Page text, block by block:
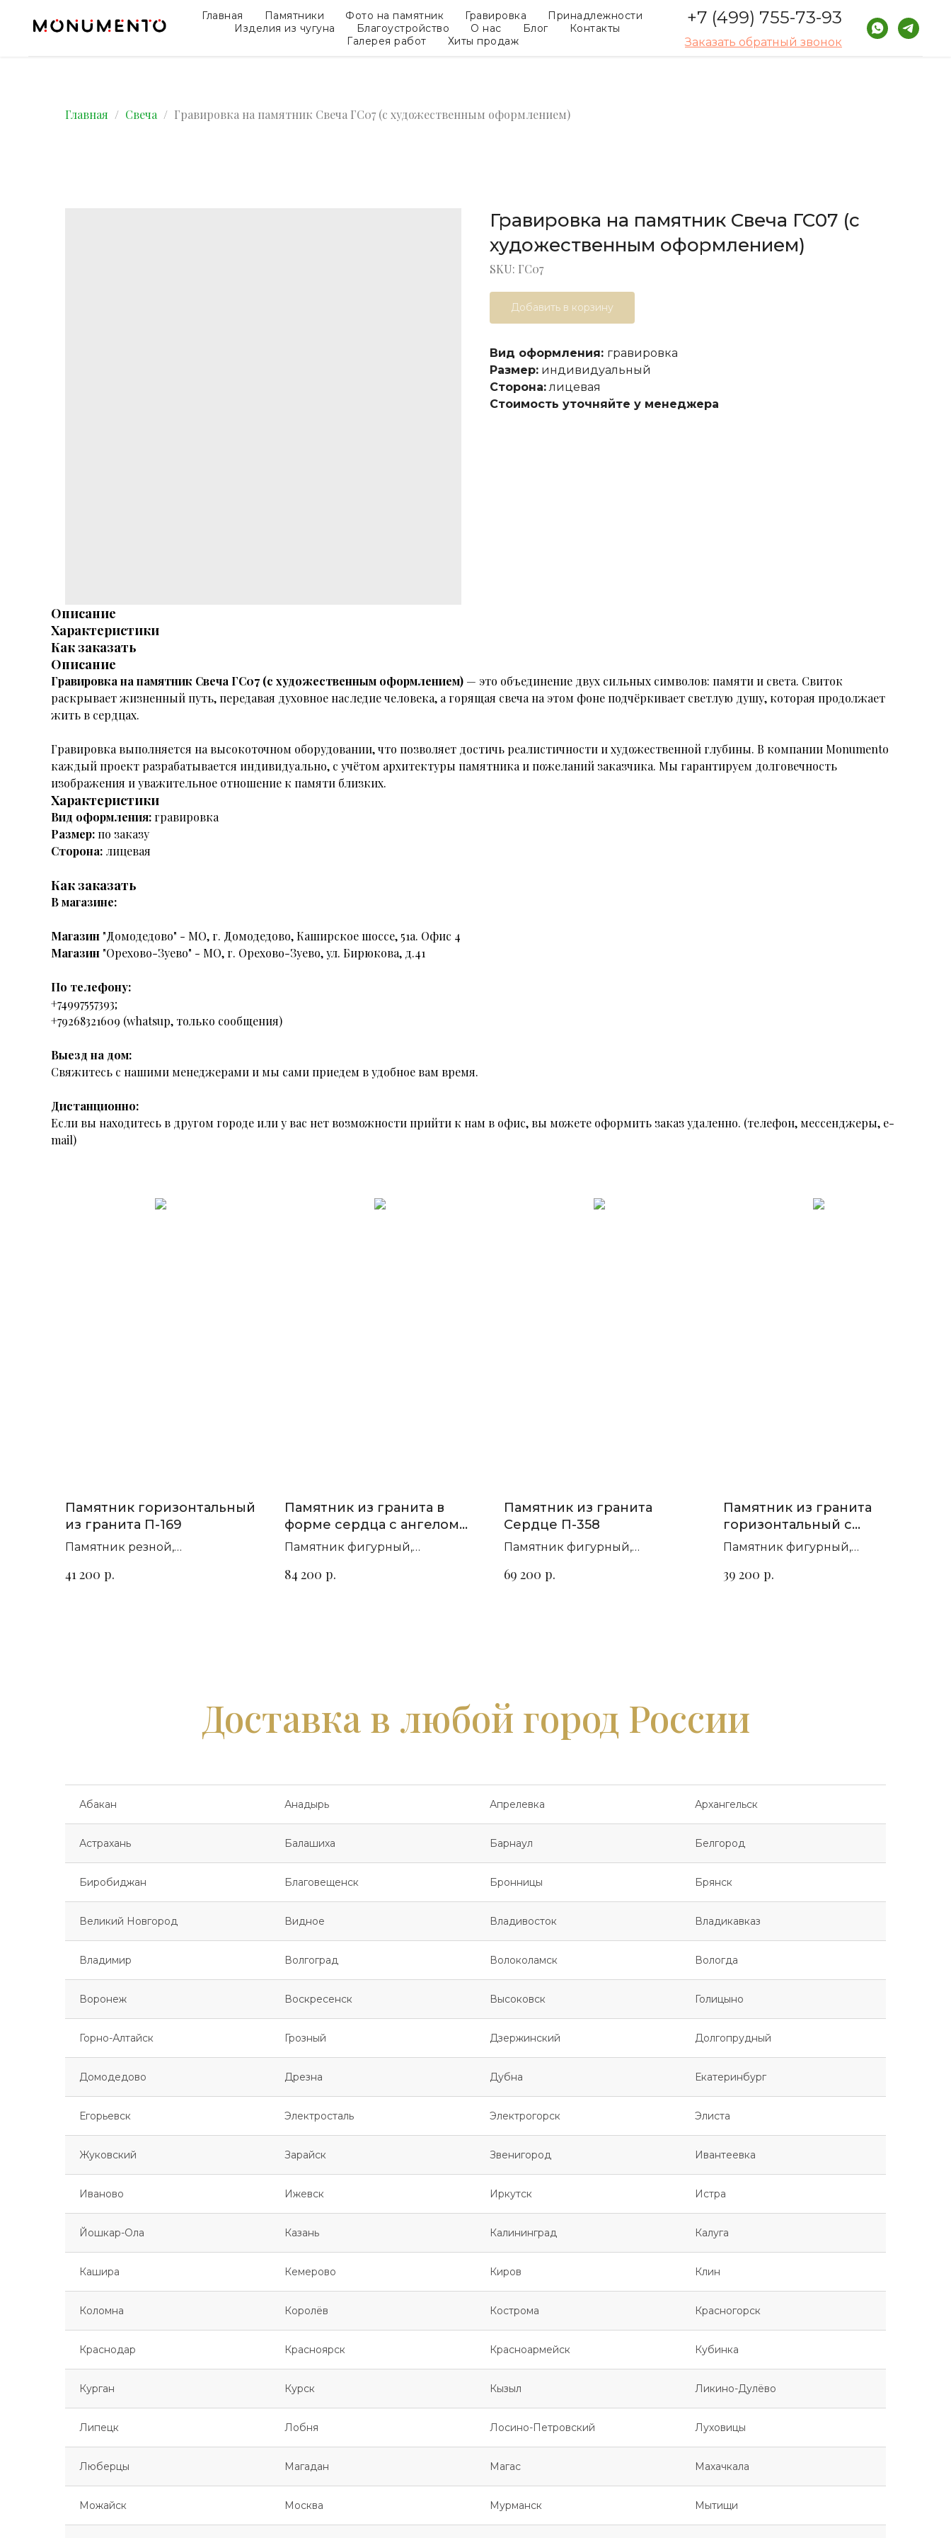
Главная Памятники Фото на памятник Гравировка
Принадлежности
Изделия из чугуна
Благоустройство О нас Блог
Контакты
Галерея работ
Хиты продаж
+7 (499) 755-73-93
Заказать обратный звонок
Главная Свеча Гравировка на памятник Свеча ГС07 (с художественным оформлением)
Гравировка на памятник Свеча ГС07 (с
художественным оформлением)
SKU: ГС07
Добавить в корзину
Вид оформления: гравировка
Размер: индивидуальный
Сторона:лицевая
Стоимость уточняйте у менеджера
Описание
Характеристики
Как заказать
Описание
Гравировка на памятник Свеча ГС07 (с художественным оформлением) — это объединение двух сильных символов: памяти и света. Свиток
раскрывает жизненный путь, передавая духовное наследие человека, а горящая свеча на этом фоне подчёркивает светлую душу, которая продолжает
жить в сердцах.
Гравировка выполняется на высокоточном оборудовании, что позволяет достичь реалистичности и художественной глубины. В компании Monumento
каждый проект разрабатывается индивидуально, с учётом архитектуры памятника и пожеланий заказчика. Мы гарантируем долговечность
изображения и уважительное отношение к памяти близких.
Характеристики
Вид оформления: гравировка
Размер: по заказу
Сторона: лицевая
Как заказать
В магазине:
Магазин "Домодедово" - МО, г. Домодедово, Каширское шоссе, 51а. Офис 4
Магазин "Орехово-Зуево" - МО, г. Орехово-Зуево, ул. Бирюкова, д.41
По телефону:
+74997557393;
+79268321609 (whatsup, только сообщения)
Выезд на дом:
Свяжитесь с нашими менеджерами и мы сами приедем в удобное вам время.
Дистанционно:
Если вы находитесь в другом городе или у вас нет возможности прийти к нам в офис, вы можете оформить заказ удаленно. (телефон, мессенджеры, e-
mail)
Памятник горизонтальный
из гранита П-169
Памятник резной,
на выбор
41 200 р.
Памятник из гранита в
форме сердца с ангелом
П-244
Памятник фигурный,
на выбор
84 200 р.
Памятник из гранита
Сердце П-358
Памятник фигурный,
на выбор
69 200 р.
Памятник из гранита
горизонтальный с
крестом П-248
Памятник фигурный,
на выбор
39 200 р.
Доставка в любой город России
Абакан Анадырь Апрелевка Архангельск
Астрахань Балашиха Барнаул Белгород
Биробиджан Благовещенск Бронницы Брянск
Великий Новгород Видное Владивосток Владикавказ
Владимир Волгоград Волоколамск Вологда
Воронеж Воскресенск Высоковск Голицыно
Горно-Алтайск Грозный Дзержинский Долгопрудный
Домодедово Дрезна Дубна Екатеринбург
Егорьевск Электросталь Электрогорск Элиста
Жуковский Зарайск Звенигород Ивантеевка
Иваново Ижевск Иркутск Истра
Йошкар-Ола Казань Калининград Калуга
Кашира Кемерово Киров Клин
Коломна Королёв Кострома Красногорск
Краснодар Красноярск Красноармейск Кубинка
Курган Курск Кызыл Ликино-Дулёво
Липецк Лобня Лосино-Петровский Луховицы
Люберцы Магадан Магас Махачкала
Можайск Москва Мурманск Мытищи